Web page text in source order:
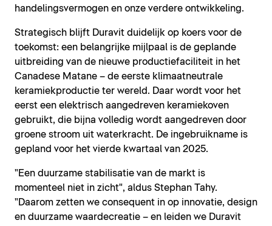
handelingsvermogen en onze verdere ontwikkeling.
Strategisch blijft Duravit duidelijk op koers voor de
toekomst: een belangrijke mijlpaal is de geplande
uitbreiding van de nieuwe productiefaciliteit in het
Canadese Matane – de eerste klimaatneutrale
keramiekproductie ter wereld. Daar wordt voor het
eerst een elektrisch aangedreven keramiekoven
gebruikt, die bijna volledig wordt aangedreven door
groene stroom uit waterkracht. De ingebruikname is
gepland voor het vierde kwartaal van 2025.
"Een duurzame stabilisatie van de markt is
momenteel niet in zicht", aldus Stephan Tahy.
"Daarom zetten we consequent in op innovatie, design
en duurzame waardecreatie – en leiden we Duravit